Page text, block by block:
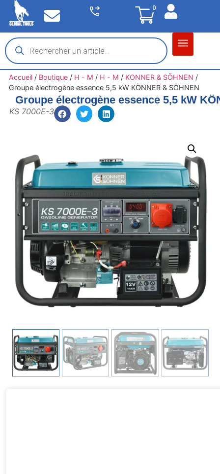
0
Accueil/ Boutique/ H - M / H - M / KONNER & SÖHNEN /
Groupe électrogène essence 5,5 kW KÖNNER & SÖHNEN
Groupe électrogène essence 5,5 kW
KS 7000E-3